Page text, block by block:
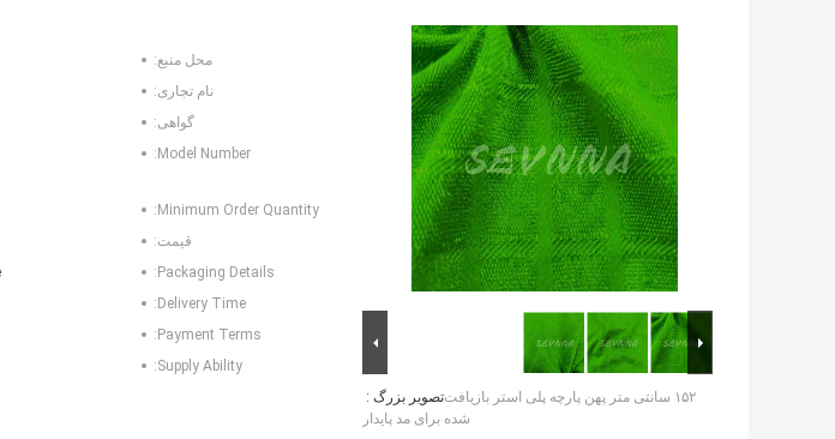
تصویر بزرگ :۱۵۲ سانتی متر پهن پارچه پلی استر بازیافت
شده برای مد پایدار
محل منبع:
نام تجاری:
گواهی:
Model Number:
Minimum Order Quantity:
قیمت:
Packaging Details:
Delivery Time:
Payment Terms:
Supply Ability: